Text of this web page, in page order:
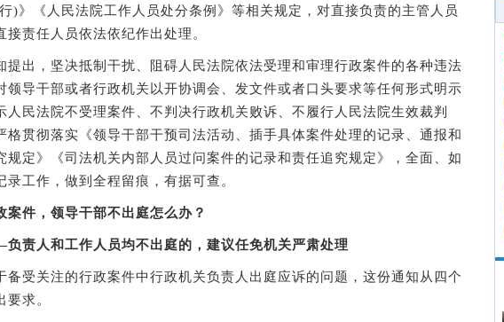
)》《人民法院工作人员处分条例》等相关规定，对直接负责的主管人员
接责任人员依法依纪作出处理。
，坚决抵制干扰、阻碍人民法院依法受理和审理行政案件的各种违法
领导干部或者行政机关以开协调会、发文件或者口头要求等任何形式明示
人民法院不受理案件、不判决行政机关败诉、不履行人民法院生效裁判
格贯彻落实《领导干部干预司法活动、插手具体案件处理的记录、通报和
规定》《司法机关内部人员过问案件的记录和责任追究规定》，全面、如
录工作，做到全程留痕，有据可查。
案件，领导干部不出庭怎么办？
责人和工作人员均不出庭的，建议任免机关严肃处理
关注的行政案件中行政机关负责人出庭应诉的问题，这份通知从四个
要求。